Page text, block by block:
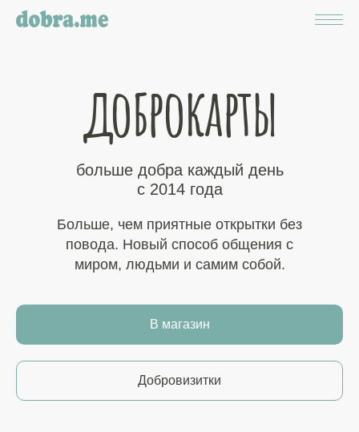
доброкарты
Больше, чем приятные открытки без
повода. Новый способ общения с
миром, людьми и самим собой.
больше добра каждый день
с 2014 года
В магазин
Добровизитки